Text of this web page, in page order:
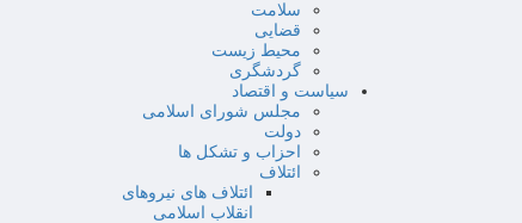
سلامت
قضایی
محیط زیست
گردشگری
سیاست و اقتصاد
مجلس شورای اسلامی
دولت
احزاب و تشکل ها
ائتلاف
ائتلاف های نیروهای
انقلاب اسلامی